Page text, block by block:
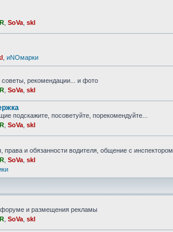
SoVa skl
иNOмарки
рекомендации... и фото
SoVa skl
подскажите, посоветуйте, порекомендуйте...
SoVa skl
права и обязанности водителя, общение с инспектором
SoVa skl
форуме и размещения рекламы
SoVa skl